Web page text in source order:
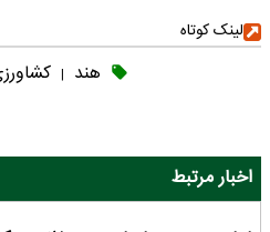
لینک کوتاه
هند |
اخبار مرتبط